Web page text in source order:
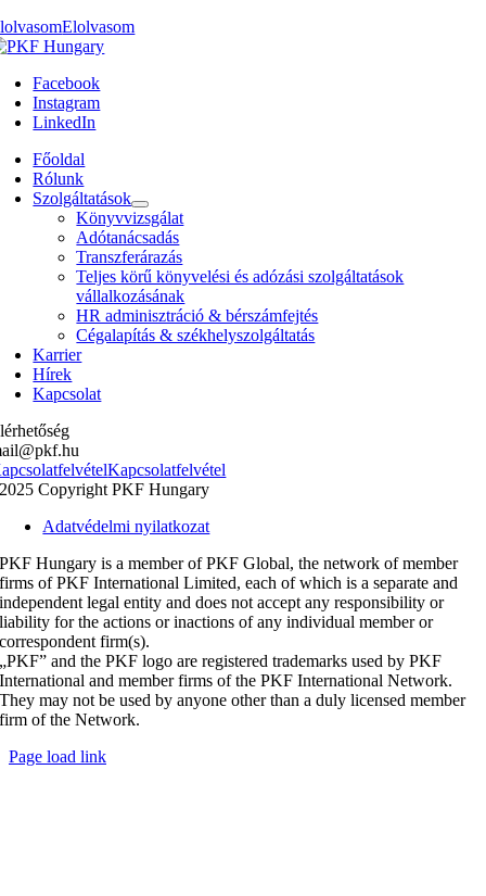
Elolvasom
Facebook
Instagram
LinkedIn
Főoldal
Rólunk
Szolgáltatások
Könyvvizsgálat
Adótanácsadás
Transzferárazás
Teljes körű könyvelési és adózási szolgáltatások
vállalkozásának
HR adminisztráció & bérszámfejtés
Cégalapítás & székhelyszolgáltatás
Karrier
Hírek
Kapcsolat
Kapcsolatfelvétel
2025 Copyright PKF Hungary
Adatvédelmi nyilatkozat
PKF Hungary is a member of PKF Global, the network of member
firms of PKF International Limited, each of which is a separate and
independent legal entity and does not accept any responsibility or
liability for the actions or inactions of any individual member or
correspondent firm(s).
„PKF” and the PKF logo are registered trademarks used by PKF
International and member firms of the PKF International Network.
They may not be used by anyone other than a duly licensed member
firm of the Network.
Page load link